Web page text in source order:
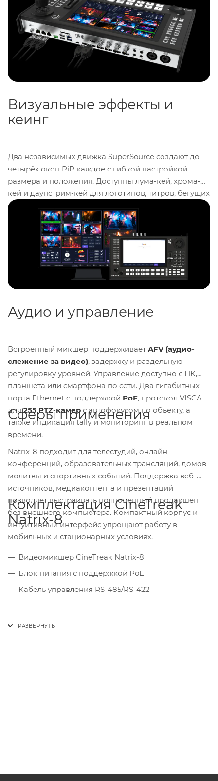
напрямую на коммутаторе без подключения
внешнего ПК.
Визуальные эффекты и
кеинг
Два независимых движка SuperSource создают до
четырёх окон PiP каждое с гибкой настройкой
размера и положения. Доступны лума-кей, хрома-
кей и даунстрим-кей для логотипов, титров, бегущих
строк и табло. Библиотека включает сотни
анимированных переходов, а профессиональный
T-бар обеспечивает плавное переключение сцен.
Аудио и управление
Встроенный микшер поддерживает AFV (аудио-
слежение за видео), задержку и раздельную
регулировку уровней. Управление доступно с ПК,
планшета или смартфона по сети. Два гигабитных
порта Ethernet с поддержкой PoE, протокол VISCA
для255 PTZ-камер с автофокусом по объекту, а
также индикация tally и мониторинг в реальном
времени.
Сферы применения
Natrix-8 подходит для телестудий, онлайн-
конференций, образовательных трансляций, домов
молитвы и спортивных событий. Поддержка веб-
источников, медиаконтента и презентаций
позволяет выстраивать полноценный продакшен
без внешнего компьютера. Компактный корпус и
интуитивный интерфейс упрощают работу в
мобильных и стационарных условиях.
Комплектация CineTreak
Natrix-8
Видеомикшер CineTreak Natrix-8
Блок питания с поддержкой PoE
Кабель управления RS-485/RS-422